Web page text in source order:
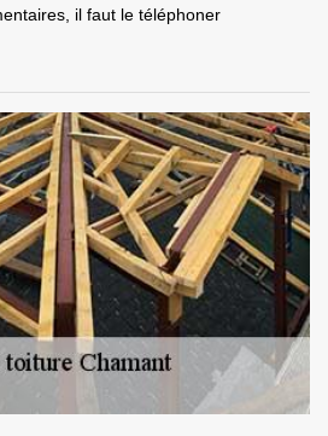
il faut le téléphoner